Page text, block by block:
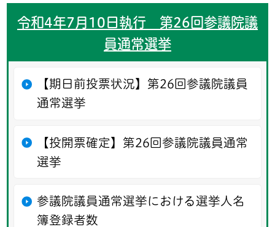
令和4年7月10日執行 第26回参議院議
員通常選挙
【期日前投票状況】第26回参議院議員
通常選挙
【投開票確定】第26回参議院議員通常
選挙
参議院議員通常選挙における選挙人名
簿登録者数